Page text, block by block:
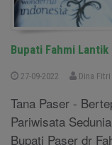
Bupati Fahmi
27-09-2022 Dina Fitri
Tana Paser -
Pariwisata
Bupati Paser dr